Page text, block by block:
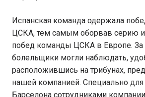
Испанская команда одержала
ЦСКА, тем самым оборвав серию
побед команды ЦСКА в Европе. За
болельщики могли наблюдать,
расположившись на трибунах,
нашей компанией. Специально
Барселона сотрудниками